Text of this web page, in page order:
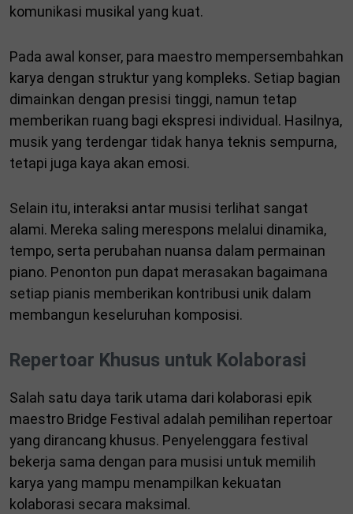
komunikasi musikal yang kuat.
Pada awal konser, para maestro mempersembahkan
karya dengan struktur yang kompleks. Setiap bagian
dimainkan dengan presisi tinggi, namun tetap
memberikan ruang bagi ekspresi individual. Hasilnya,
musik yang terdengar tidak hanya teknis sempurna,
tetapi juga kaya akan emosi.
Selain itu, interaksi antar musisi terlihat sangat
alami. Mereka saling merespons melalui dinamika,
tempo, serta perubahan nuansa dalam permainan
piano. Penonton pun dapat merasakan bagaimana
setiap pianis memberikan kontribusi unik dalam
membangun keseluruhan komposisi.
Repertoar Khusus untuk Kolaborasi
Salah satu daya tarik utama dari kolaborasi epik
maestro Bridge Festival adalah pemilihan repertoar
yang dirancang khusus. Penyelenggara festival
bekerja sama dengan para musisi untuk memilih
karya yang mampu menampilkan kekuatan
kolaborasi secara maksimal.